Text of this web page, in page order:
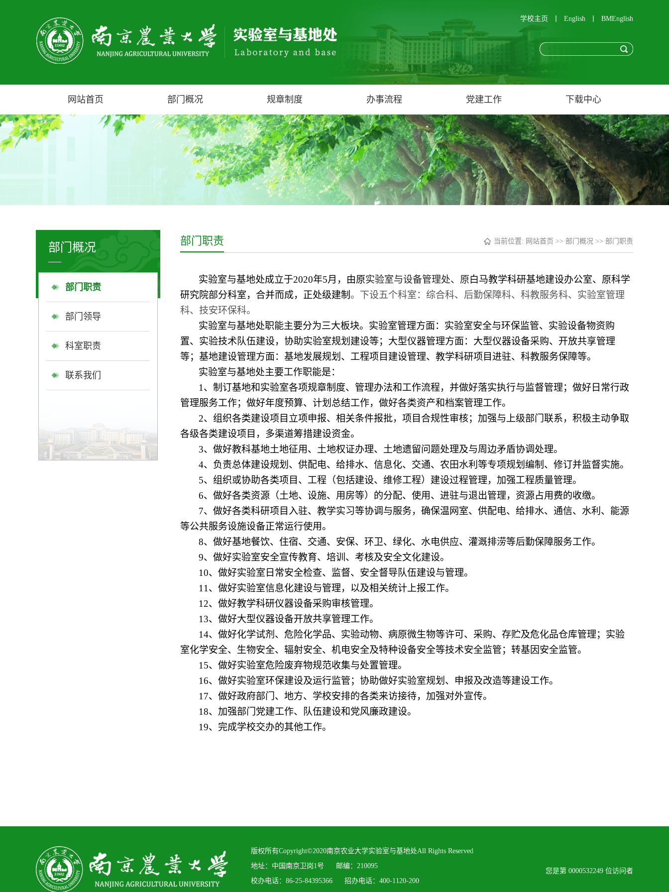
学校主页 English BMEnglish
网站首页 部门概况 规章制度 办事流程 党建工作 下载中心
部门概况
部门职责
部门领导
科室职责
联系我们
当前位置: 网站首页 >> 部门概况 >> 部门职责
部门职责
实验室与基地处成立于2020年5月，由原实验室与设备管理处、原白马教学科研基地建设办公室、原科学
研究院部分科室，合并而成，正处级建制 。下设五个科室：综合科、后勤保障科、科教服务科、实验室管理
科、技安环保科。
实验室与基地处职能主要分为三大板块。实验室管理方面：实验室安全与环保监管、实验设备物资购
置、实验技术队伍建设，协助实验室规划建设等；大型仪器管理方面：大型仪器设备采购、开放共享管理
等；基地建设管理方面：基地发展规划、工程项目建设管理、教学科研项目进驻、科教服务保障等。
实验室与基地处主要工作职能是：
1 、制订基地和实验室各项规章制度、管理办法和工作流程，并做好落实执行与监督管理；做好日常行政
管理服务工作；做好年度预算、计划总结工作，做好各类资产和档案管理工作。
2、组织各类建设项目立项申报、相关条件报批，项目合规性审核；加强与上级部门联系，积极主动争取
各级各类建设项目，多渠道筹措建设资金。
3、做好教科基地土地征用、土地权证办理、土地遗留问题处理及与周边矛盾协调处理。
4、负责总体建设规划、供配电、给排水、信息化、交通、农田水利等专项规划编制、修订并监督实施。
5、组织或协助各类项目、工程（包括建设、维修工程）建设过程管理，加强工程质量管理。
6、做好各类资源（土地、设施、用房等）的分配、使用、进驻与退出管理，资源占用费的收缴。
7、做好各类科研项目入驻、教学实习等协调与服务，确保温网室、供配电、给排水、通信、水利、能源
等公共服务设施设备正常运行使用。
8、做好基地餐饮、住宿、交通、安保、环卫、绿化、水电供应、灌溉排涝等后勤保障服务工作。
9、做好实验室安全宣传教育、培训、考核及安全文化建设。
10、做好实验室日常安全检查、监督、安全督导队伍建设与管理。
11 、做好实验室信息化建设与管理，以及相关统计上报工作。
12、做好教学科研仪器设备采购审核管理。
13、做好大型仪器设备开放共享管理工作。
14、做好化学试剂、危险化学品、实验动物、病原微生物等许可、采购、存贮及危化品仓库管理；实验
室化学安全、生物安全、辐射安全、机电安全及特种设备安全等技术安全监管；转基因安全监管。
15、做好实验室危险废弃物规范收集与处置管理。
16、做好实验室环保建设及运行监管；协助做好实验室规划、申报及改造等建设工作。
17、做好政府部门、地方、学校安排的各类来访接待，加强对外宣传。
18、加强部门党建工作、队伍建设和党风廉政建设。
19、完成学校交办的其他工作。
版权所有Copyright©2020南京农业大学实验室与基地处All Rights Reserved
地址：中国南京卫岗1号 邮编：210095
校办电话：86-25-84395366 招办电话：400-1120-200
您是第 0000532249 位访问者